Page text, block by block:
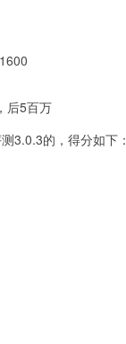
后5百万
3.0.3的，得分如下：